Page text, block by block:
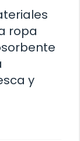
ropa
y